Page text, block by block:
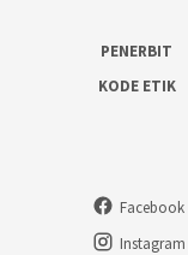
PENERBIT
KODE ETIK
Facebook
Instagram